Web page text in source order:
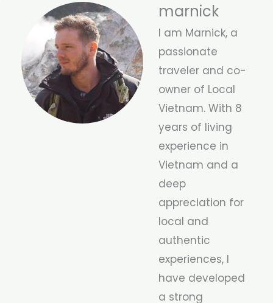
marnick
I am Marnick, a
passionate
traveler and co-
owner of Local
Vietnam. With 8
years of living
experience in
Vietnam and a
deep
appreciation for
local and
authentic
experiences, I
have developed
a strong